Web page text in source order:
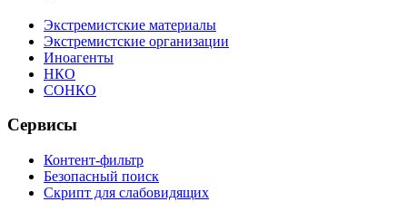
Экстремистские материалы
Экстремистские организации
Иноагенты
НКО
СОНКО
Сервисы
Контент-фильтр
Безопасный поиск
Скрипт для слабовидящих